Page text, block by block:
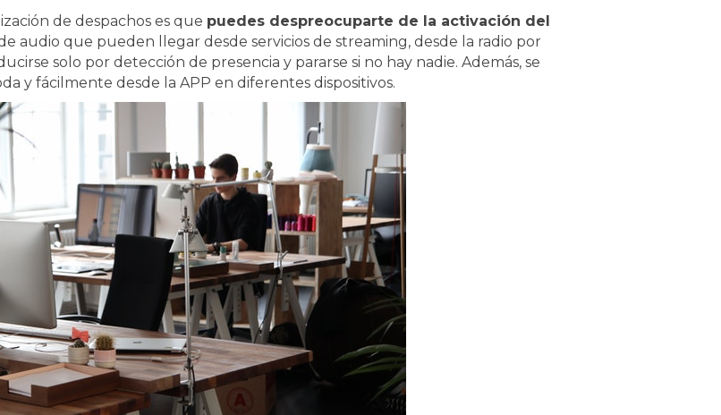
de despachos es que puedes despreocuparte de la activación del
audio que pueden llegar desde servicios de streaming, desde la radio por
solo por detección de presencia y pararse si no hay nadie. Además, se
y fácilmente desde la APP en diferentes dispositivos.